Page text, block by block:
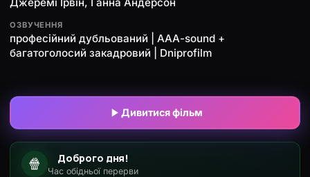
ОЗВУЧЕННЯ
професійний дубльований | ААА-sound +
багатоголосий закадровий | Dniprofilm
Дивитися фільм
🍿 Доброго дня!
Час обідньої перерви